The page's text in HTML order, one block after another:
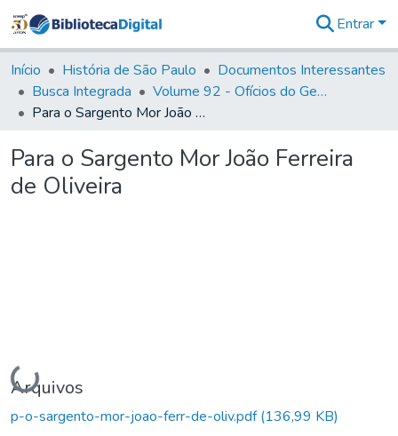
&
Coleções
Tudo na
Biblioteca
Estatísticas
Entrar
Início História de São Paulo
Documentos Interessantes
Busca Integrada
Volume 92 - Ofícios do General D. Luiz aos diversos funcionários da Capitania (1768- 1772)
Para o Sargento Mor João Ferreira de Oliveira
Para o Sargento Mor João Ferreira
de Oliveira
Carregando...
Arquivos
p-o-sargento-mor-joao-ferr-de-oliv.pdf(136,99 KB)